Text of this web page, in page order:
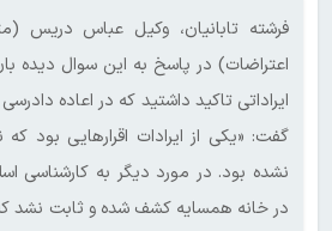
فرشته تابانیان، وکیل عباس دریس
اعتراضات) در پاسخ به این سوال دیده
ایراداتی تاکید داشتید که در اعاده
گفت: «یکی از ایرادات اقرارهایی بود
نشده بود. در مورد دیگر به کارشناسی
در خانه همسایه کشف شده و ثابت نشد